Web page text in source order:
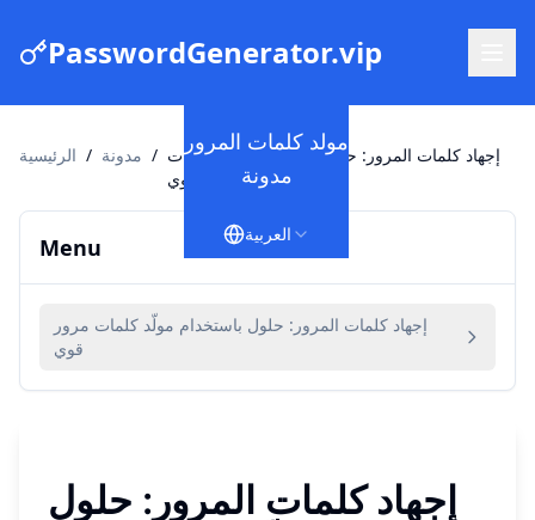
PasswordGenerator.vip
مولد كلمات المرور
مدونة
العربية
الرئيسية / مدونة / إجهاد كلمات المرور: حلول باستخدام مولّد كلمات
مرور قوي
Menu
إجهاد كلمات المرور: حلول باستخدام مولّد كلمات مرور
قوي
إجهاد كلمات المرور: حلول